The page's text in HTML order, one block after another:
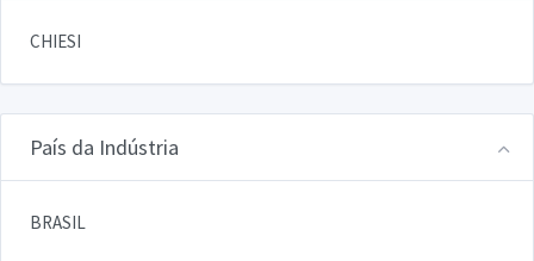
CHIESI
País da Indústria
BRASIL